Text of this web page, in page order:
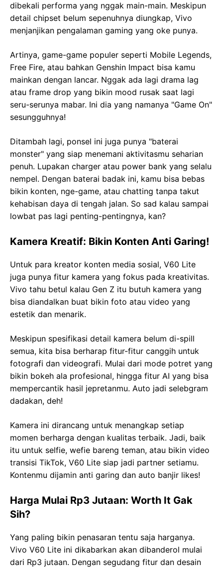
dibekali performa yang nggak main-main. Meskipun
detail chipset belum sepenuhnya diungkap, Vivo
menjanjikan pengalaman gaming yang oke punya.
Artinya, game-game populer seperti Mobile Legends,
Free Fire, atau bahkan Genshin Impact bisa kamu
mainkan dengan lancar. Nggak ada lagi drama lag
atau frame drop yang bikin mood rusak saat lagi
seru-serunya mabar. Ini dia yang namanya "Game On"
sesungguhnya!
Ditambah lagi, ponsel ini juga punya "baterai
monster" yang siap menemani aktivitasmu seharian
penuh. Lupakan charger atau power bank yang selalu
nempel. Dengan baterai badak ini, kamu bisa bebas
bikin konten, nge-game, atau chatting tanpa takut
kehabisan daya di tengah jalan. So sad kalau sampai
lowbat pas lagi penting-pentingnya, kan?
Kamera Kreatif: Bikin Konten Anti Garing!
Untuk para kreator konten media sosial, V60 Lite
juga punya fitur kamera yang fokus pada kreativitas.
Vivo tahu betul kalau Gen Z itu butuh kamera yang
bisa diandalkan buat bikin foto atau video yang
estetik dan menarik.
Meskipun spesifikasi detail kamera belum di-spill
semua, kita bisa berharap fitur-fitur canggih untuk
fotografi dan videografi. Mulai dari mode potret yang
bikin bokeh ala profesional, hingga fitur AI yang bisa
mempercantik hasil jepretanmu. Auto jadi selebgram
dadakan, deh!
Kamera ini dirancang untuk menangkap setiap
momen berharga dengan kualitas terbaik. Jadi, baik
itu untuk selfie, wefie bareng teman, atau bikin video
transisi TikTok, V60 Lite siap jadi partner setiamu.
Kontenmu dijamin anti garing dan auto banjir likes!
Harga Mulai Rp3 Jutaan: Worth It Gak
Sih?
Yang paling bikin penasaran tentu saja harganya.
Vivo V60 Lite ini dikabarkan akan dibanderol mulai
dari Rp3 jutaan. Dengan segudang fitur dan desain